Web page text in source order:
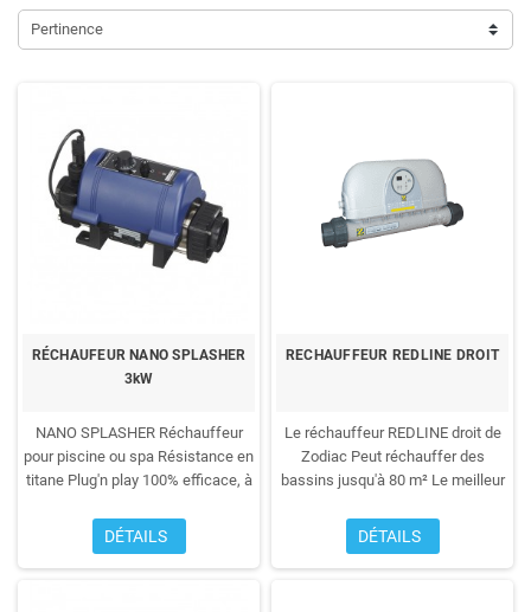
Pertinence
RÉCHAUFEUR NANO SPLASHER
3kW
NANO SPLASHERRéchauffeur
pour piscine ou spa Résistance en
titanePlug'n play100% efficace, à
15 m³ maxiCompatible
électrolyseGarantie 2 ans
DÉTAILS
RECHAUFFEUR REDLINE DROIT
Le réchauffeur REDLINE droit de
ZodiacPeut réchauffer des
bassins jusqu'à 80 m²Le meilleur
Thermostat digitale
Régulation digitaleRobustesse
maximale (brides EPDM,
DÉTAILS